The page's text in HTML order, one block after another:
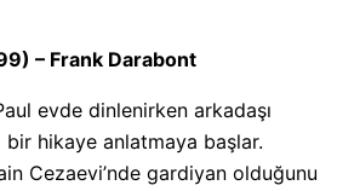
– Frank Darabont
evde dinlenirken arkadaşı
bir hikaye anlatmaya başlar.
Cezaevi’nde gardiyan olduğunu